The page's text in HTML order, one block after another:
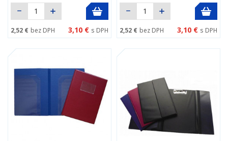
2,52 € bez DPH 3,10 € s DPH 2,52 € bez DPH 3,10 € s DPH